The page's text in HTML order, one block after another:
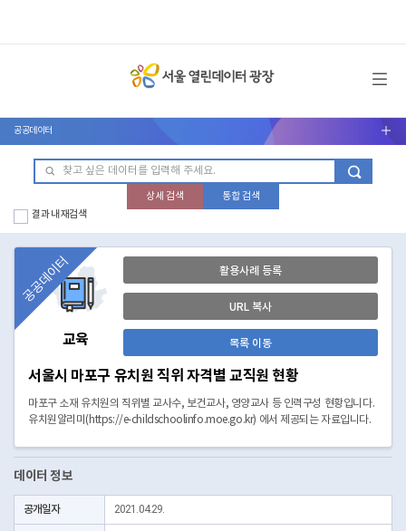
메뉴 열기
공공데이터 서브메뉴 열기
상세 검색
통합 검색
결과 내 재검색
교육
공공데이터 활용사례 등록
URL 복사
목록 이동
서울시 마포구 유치원 직위 자격별 교직원 현황
마포구 소재 유치원의 직위별 교사수, 보건교사, 영양교사 등 인력구성 현황입니다.
유치원알리미(https://e-childschoolinfo.moe.go.kr) 에서 제공되는 자료입니다.
데이터 정보
공개일자 2021.04.29.